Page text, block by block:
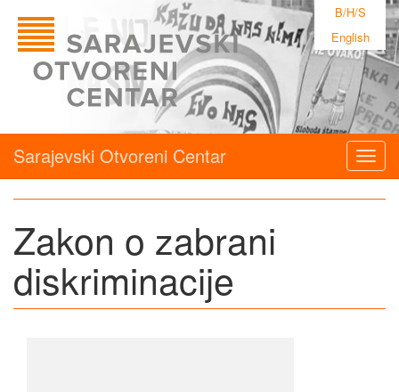
B/H/S
English
Sarajevski Otvoreni Centar
Zakon o zabrani
diskriminacije